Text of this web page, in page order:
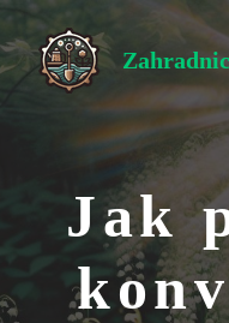
Přeskočit
na
obsah
Jak